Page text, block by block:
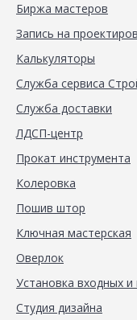
Биржа мастеров
Запись на
Калькуляторы
Служба сервиса
Служба доставки
ЛДСП-центр
Прокат инструмента
Колеровка
Пошив штор
Ключная мастерская
Оверлок
Установка входных
Студия дизайна